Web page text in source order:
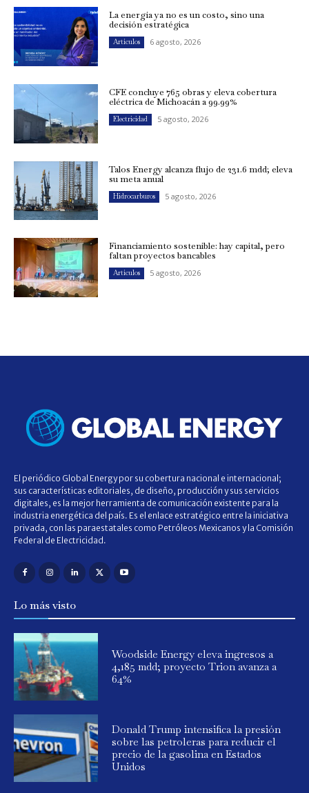
La energía ya no es un costo, sino una
decisión estratégica
Artículos 6 agosto, 2026
CFE concluye 765 obras y eleva cobertura
eléctrica de Michoacán a 99.99%
Electricidad 5 agosto, 2026
Talos Energy alcanza flujo de 231.6 mdd; eleva
su meta anual
Hidrocarburos 5 agosto, 2026
Financiamiento sostenible: hay capital, pero
faltan proyectos bancables
Artículos 5 agosto, 2026
El periódico Global Energy por su cobertura nacional e internacional;
sus características editoriales, de diseño, producción y sus servicios
digitales, es la mejor herramienta de comunicación existente para la
industria energética del país. Es el enlace estratégico entre la iniciativa
privada, con las paraestatales como Petróleos Mexicanos y la Comisión
Federal de Electricidad.
Lo más visto
Woodside Energy eleva ingresos a
4,185 mdd; proyecto Trion avanza a
64%
Donald Trump intensifica la presión
sobre las petroleras para reducir el
precio de la gasolina en Estados
Unidos